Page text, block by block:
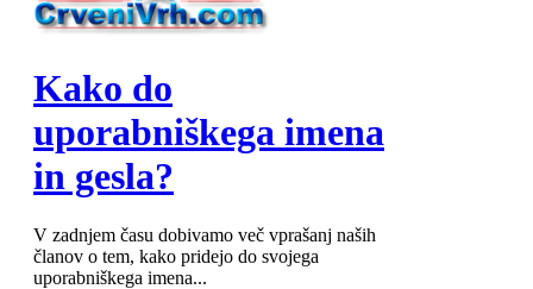
Kako do
uporabniškega imena
in gesla?
V zadnjem času dobivamo več vprašanj naših
članov o tem, kako pridejo do svojega
uporabniškega imena...